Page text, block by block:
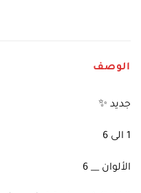
الوصف
جديد ✨
1 الى 6
الألوان __ 6